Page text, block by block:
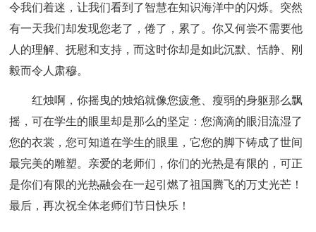
令我们着迷，让我们看到了智慧在知识海洋中的闪烁。突然
有一天我们却发现您老了，倦了，累了。你又何尝不需要他
人的理解、抚慰和支持，而这时你却是如此沉默、恬静、刚
毅而令人肃穆。
红烛啊，你摇曳的烛焰就像您疲惫、瘦弱的身躯那么飘
摇，可在学生的眼里却是那么的坚定：您滴滴的眼泪流湿了
您的衣裳，您可知道在学生的眼里，它您的脚下铸成了世间
最完美的雕塑。亲爱的老师们，你们的光热是有限的，可正
是你们有限的光热融会在一起引燃了祖国腾飞的万丈光芒！
最后，再次祝全体老师们节日快乐！